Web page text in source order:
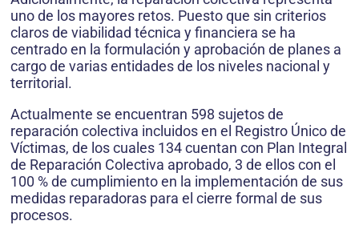
uno de los mayores retos. Puesto que sin criterios
claros de viabilidad técnica y financiera se ha
centrado en la formulación y aprobación de planes a
cargo de varias entidades de los niveles nacional y
territorial.
Actualmente se encuentran 598 sujetos de
reparación colectiva incluidos en el Registro Único de
Víctimas, de los cuales 134 cuentan con Plan Integral
de Reparación Colectiva aprobado, 3 de ellos con el
100 % de cumplimiento en la implementación de sus
medidas reparadoras para el cierre formal de sus
procesos.